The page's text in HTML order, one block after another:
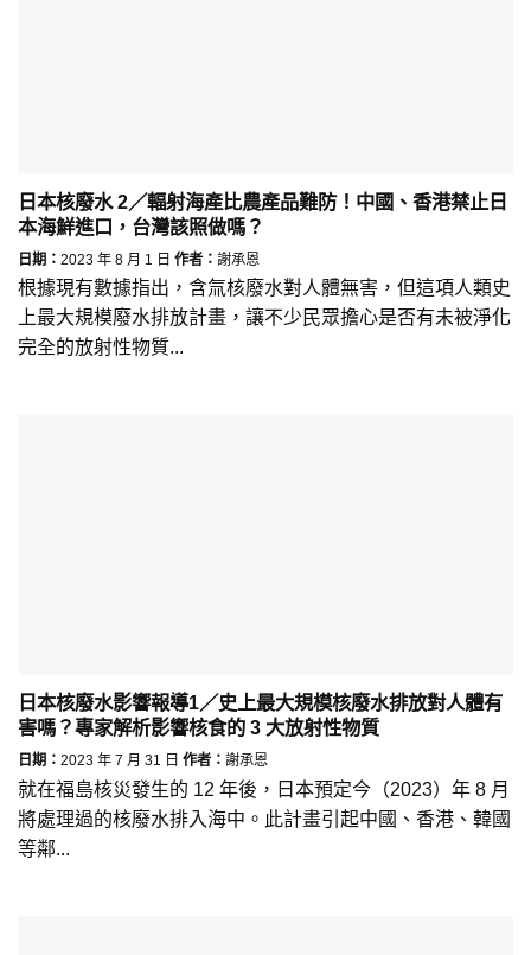
日本核廢水 2／輻射海產比農產品難防！中國、香港禁止日
本海鮮進口，台灣該照做嗎？
日期： 2023 年 8 月 1 日 作者： 謝承恩
根據現有數據指出，含氚核廢水對人體無害，但這項人類史
上最大規模廢水排放計畫，讓不少民眾擔心是否有未被淨化
完全的放射性物質...
日本核廢水影響報導1／史上最大規模核廢水排放對人體有
害嗎？專家解析影響核食的 3 大放射性物質
日期： 2023 年 7 月 31 日 作者： 謝承恩
就在福島核災發生的 12 年後，日本預定今（2023）年 8 月
將處理過的核廢水排入海中。此計畫引起中國、香港、韓國
等鄰...